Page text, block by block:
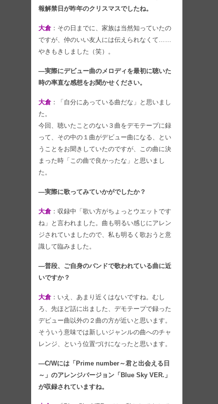
報解禁日が昨年のクリスマスでしたね。
大倉 ：その日までに、家族は当然知っていたの
ですが、仲のいい友人には伝えられなくて……
やきもきしました（笑）。
―実際にデビュー曲のメロディを最初に聴いた
時の率直な感想をお聞かせください。
大倉 ：「自分にあっている曲だな」と思いまし
た。
今回、聴いたことのない３曲をデモテープに録
って、その中の１曲がデビュー曲になる、とい
うことをお聞きしていたのですが、この曲に決
まった時「この曲で良かったな」と思いまし
た。
―実際に歌ってみていかがでしたか？
大倉 ：収録中「歌い方がちょっとウエットです
ね」と言われました。曲も明るい感じにアレン
ジされていましたので、私も明るく歌おうと意
識して臨みました。
―普段、ご自身のバンドで歌われている曲に近
いですか？
大倉 ：いえ、あまり近くはないですね。むし
ろ、先ほど話に出ました、デモテープで録った
デビュー曲以外の２曲の方が近いと思います。
そういう意味では新しいジャンルの曲へのチャ
レンジ、という位置づけになったと思います。
―C/Wには「Prime number～君と出会える日
～」のアレンジバージョン「Blue Sky VER.」
が収録されていますね。